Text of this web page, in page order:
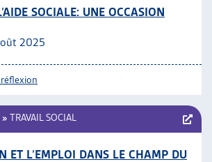
SOCIALE: UNE OCCASION
2025
» TRAVAIL SOCIAL
ET L’EMPLOI DANS LE CHAMP DU